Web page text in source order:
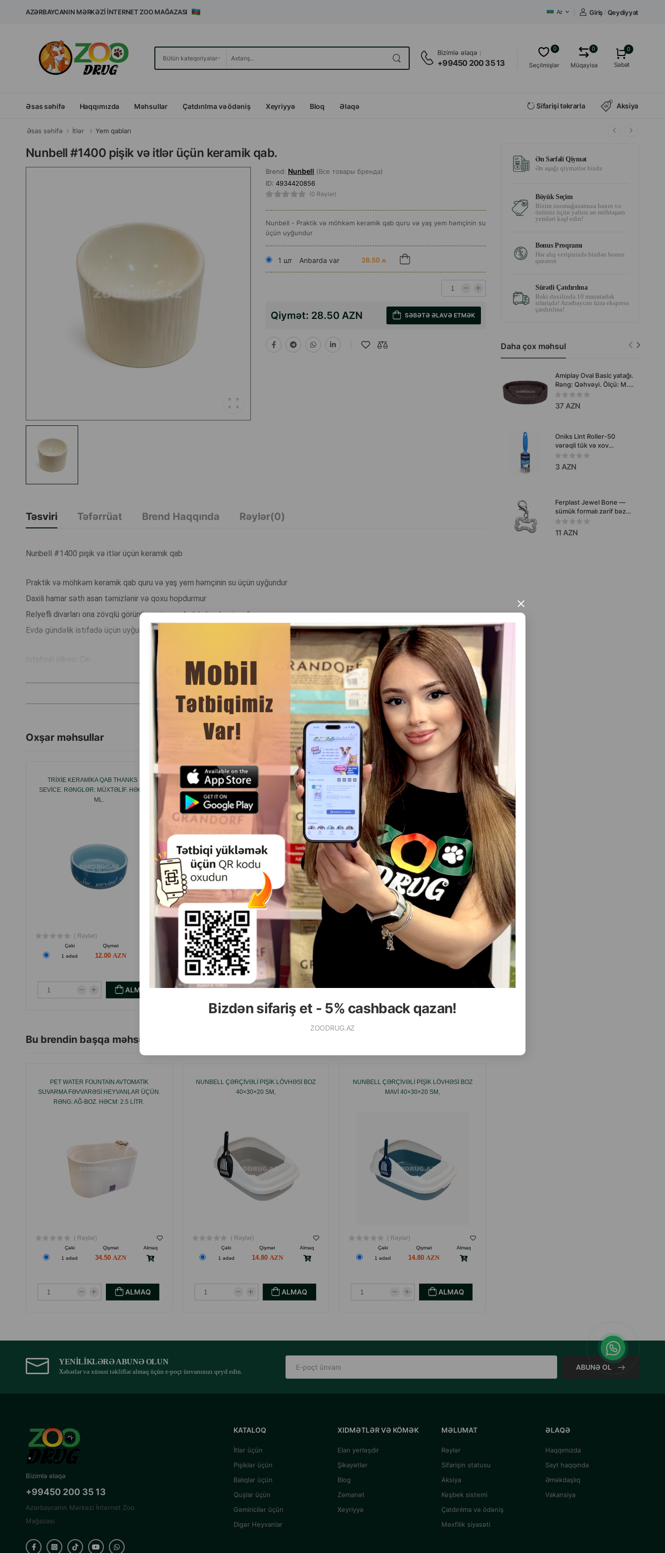
Bizdən sifariş et - 5% cashback qazan!
ZOODRUG.AZ
×
AZƏRBAYCANIN MƏRKƏZI İNTERNET ZOO MAĞAZASI Az Giriş / Qeydiyyat
Bizimlə əlaqə :
+99450 200 35 13 Seçilmişlər
0
Müqayisə
0 0
Səbət
Əsas səhifə Haqqımızda Məhsullar Çatdırılma və ödəniş Xeyriyyə Bloq Əlaqə Sifarişi təkrarla Aksiya
Əsas səhifə İtlər Yem qabları
Nunbell #1400 pişik və itlər üçün keramik qab.
Brend: Nunbell (Все товары бренда)
ID: 4934420856
(0 Rəylər)
Nunbell - Praktik və möhkəm keramik qab quru və yaş yem həmçinin su
üçün uyğundur
1 шт Anbarda var 28.50 ₼
Qiymət: 28.50 AZN SƏBƏTƏ ƏLAVƏ ETMƏK
Təsviri Təfərrüat Brend Haqqında Rəylər(0)
Nunbell #1400 pişik və itlər üçün keramik qab
Praktik və möhkəm keramik qab quru və yaş yem həmçinin su üçün uyğundur
Daxili hamar səth asan təmizlənir və qoxu hopdurmur
Relyefli divarları ona zövqlü görünüş verir və rahat tutuş təmin edir
Evdə gündəlik istifadə üçün uyğundur
Oxşar məhsullar Hamısını Gör
TRIXIE KERAMIKA QAB THANKS FOE
SEVICE. RƏNGLƏR: MÜXTƏLIF. HƏCM 300
ML.
( Rəylər)
Çəki Qiymət
1 ədəd
12.00
ALMAQ
FERPLAST AVTOMATIK SU QABI — EV
HEYVANININ DAIM TƏMIZ SUYA ÇIXIŞINI
TƏMIN EDƏN RAHAT HƏLLDIR
( Rəylər)
Çəki
Almaq
1 ədəd
20.00
ALMAQ
PETKIT FƏVVARƏLƏRININ TƏMIZLƏNMƏSI
ÜÇÜN DƏST
( Rəylər)
Çəki
9.99
ALMAQ
Bu brendin başqa məhsulları
PET WATER FOUNTAIN AVTOMATIK
SUVARMA FƏVVARƏSI HEYVANLAR ÜÇÜN.
RƏNG: AĞ-BOZ. HƏCM: 2.5 LITR.
( Rəylər)
Çəki Qiymət
Almaq
1 ədəd
34.50
ALMAQ
NUNBELL ÇƏRÇIVƏLI PIŞIK LÖVHƏSI BOZ
40×30×20 SM,
( Rəylər)
Çəki Qiymət
Almaq
1 ədəd
14.80
ALMAQ
NUNBELL ÇƏRÇIVƏLI PIŞIK LÖVHƏSI BOZ
MAVI 40×30×20 SM,
( Rəylər)
Çəki Qiymət
Almaq
1 ədəd
14.80
ALMAQ
Ən Sərfəli Qiymət
Ən aşağı qiymətlər bizdə
Böyük Seçim
Bizim zoomağazamıza baxın və
özünüz üçün yalnız ən möhtəşəm
yemləri kəşf edin!
Bonus Proqramı
Hər alış verişinizdə bizdən bonus
qazanın
Sürətli Çatdırılma
Baki daxilində 10 manatadək
sifarişdə! Azərbaycan üzrə ekspress
çatdırılma!
Daha çox məhsul
Amiplay Oval Basic yatağı.
Rəng: Qəhvəyi. Ölçü: M.
52x44x14 sm. Məhsul
kodu: 246232.
37 AZN
Oniks Lint Roller-50
vərəqli tük və xov
təmizləmə rulonu.
3 AZN
Ferplast Jewel Bone —
sümük formalı zərif bəzək
asqısıdır, şəffaf daşlarla
bəzədilmiş parlaq dizayna
malikdir.
11 AZN
YENILIKLƏRƏ ABUNƏ OLUN
Xəbərlər və xüsusi təkliflər almaq üçün e-poçt ünvanınızı qeyd edin.
ABUNƏ OL
Bizimlə əlaqə
+99450 200 35 13
Azərbaycanın Mərkəzi İnternet Zoo
Mağazası
KATALOQ
İtlər üçün
Pişiklər üçün
Balıqlar üçün
Quşlar üçün
Gəmiricilər üçün
Digər Heyvanlar
XIDMƏTLƏR VƏ KÖMƏK
Elan yerləşdir
Şikayətlər
Blog
Zəmanət
Xeyriyyə
MƏLUMAT
Rəylər
Sifarişin statusu
Aksiya
Keşbek sistemi
Çatdırılma və ödəniş
Məxfilik siyasəti
ƏLAQƏ
Haqqımızda
Sayt haqqında
Əməkdaşlıq
Vakansiya